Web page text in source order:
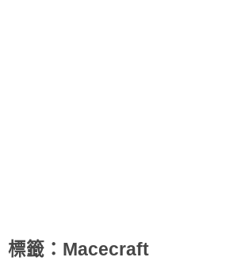
標籤：Macecraft